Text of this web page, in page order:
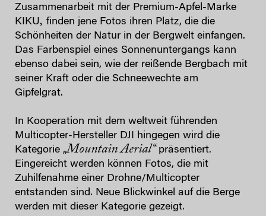
Zusammenarbeit mit der Premium-Apfel-Marke
KIKU, finden jene Fotos ihren Platz, die die
Schönheiten der Natur in der Bergwelt einfangen.
Das Farbenspiel eines Sonnenuntergangs kann
ebenso dabei sein, wie der reißende Bergbach mit
seiner Kraft oder die Schneewechte am
Gipfelgrat.
In Kooperation mit dem weltweit führenden
Multicopter-Hersteller DJI hingegen wird die
Kategorie „Mountain Aerial“präsentiert.
Eingereicht werden können Fotos, die mit
Zuhilfenahme einer Drohne/Multicopter
entstanden sind. Neue Blickwinkel auf die Berge
werden mit dieser Kategorie gezeigt.